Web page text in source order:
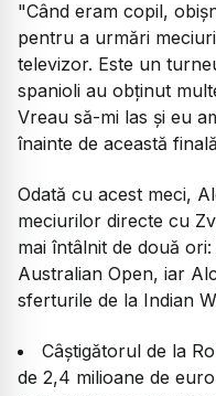
"Când eram copil,
pentru a urmări
televizor. Este un
spanioli au obținut
Vreau să-mi las și eu
înainte de această
Odată cu acest meci,
meciurilor directe cu
mai întâlnit de două
Australian Open, iar
sferturile de la Indian
Câștigătorul de la
de 2,4 milioane de